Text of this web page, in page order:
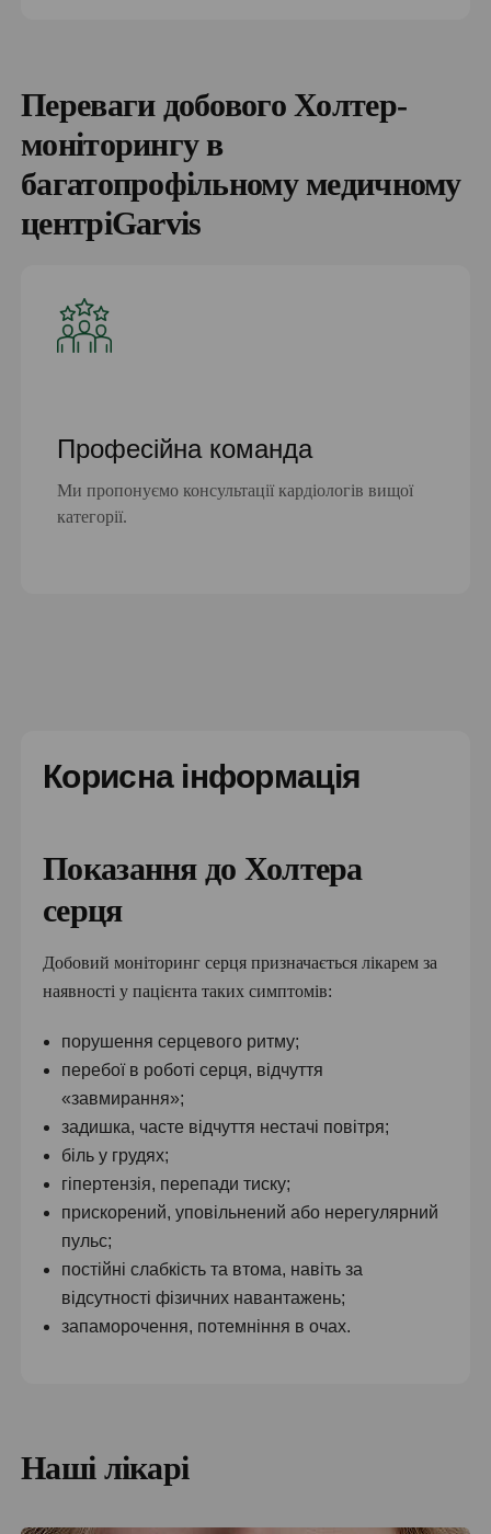
Переваги добового Холтер-
моніторингу в
багатопрофільному медичному
центріGarvis
Професійна команда
Ми пропонуємо консультації кардіологів вищої
категорії.
Корисна інформація
Показання до Холтера
серця
Добовий моніторинг серця призначається лікарем за
наявності у пацієнта таких симптомів:
порушення серцевого ритму;
перебої в роботі серця, відчуття
«завмирання»;
задишка, часте відчуття нестачі повітря;
біль у грудях;
гіпертензія, перепади тиску;
прискорений, уповільнений або нерегулярний
пульс;
постійні слабкість та втома, навіть за
відсутності фізичних навантажень;
запаморочення, потемніння в очах.
судинних захворювань, зокрема:
аритмій (екстрасистолії, синусової тахікардії,
Наші лікарі